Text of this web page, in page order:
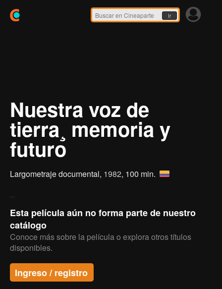
Ir
Nuestra voz de
tierra¸ memoria y
futuro
Largometraje documental, 1982, 100 min.
Esta película aún no forma parte de nuestro
catálogo
Conoce más sobre la película o explora otros títulos
disponibles.
Ingreso / registro